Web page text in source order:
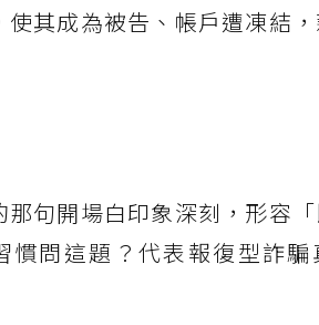
其成為被告、帳戶遭凍結
句開場白印象深刻，形容
問這題？代表報復型詐騙